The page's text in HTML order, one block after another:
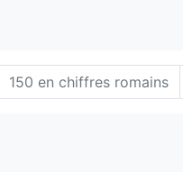
150 en chiffres romains